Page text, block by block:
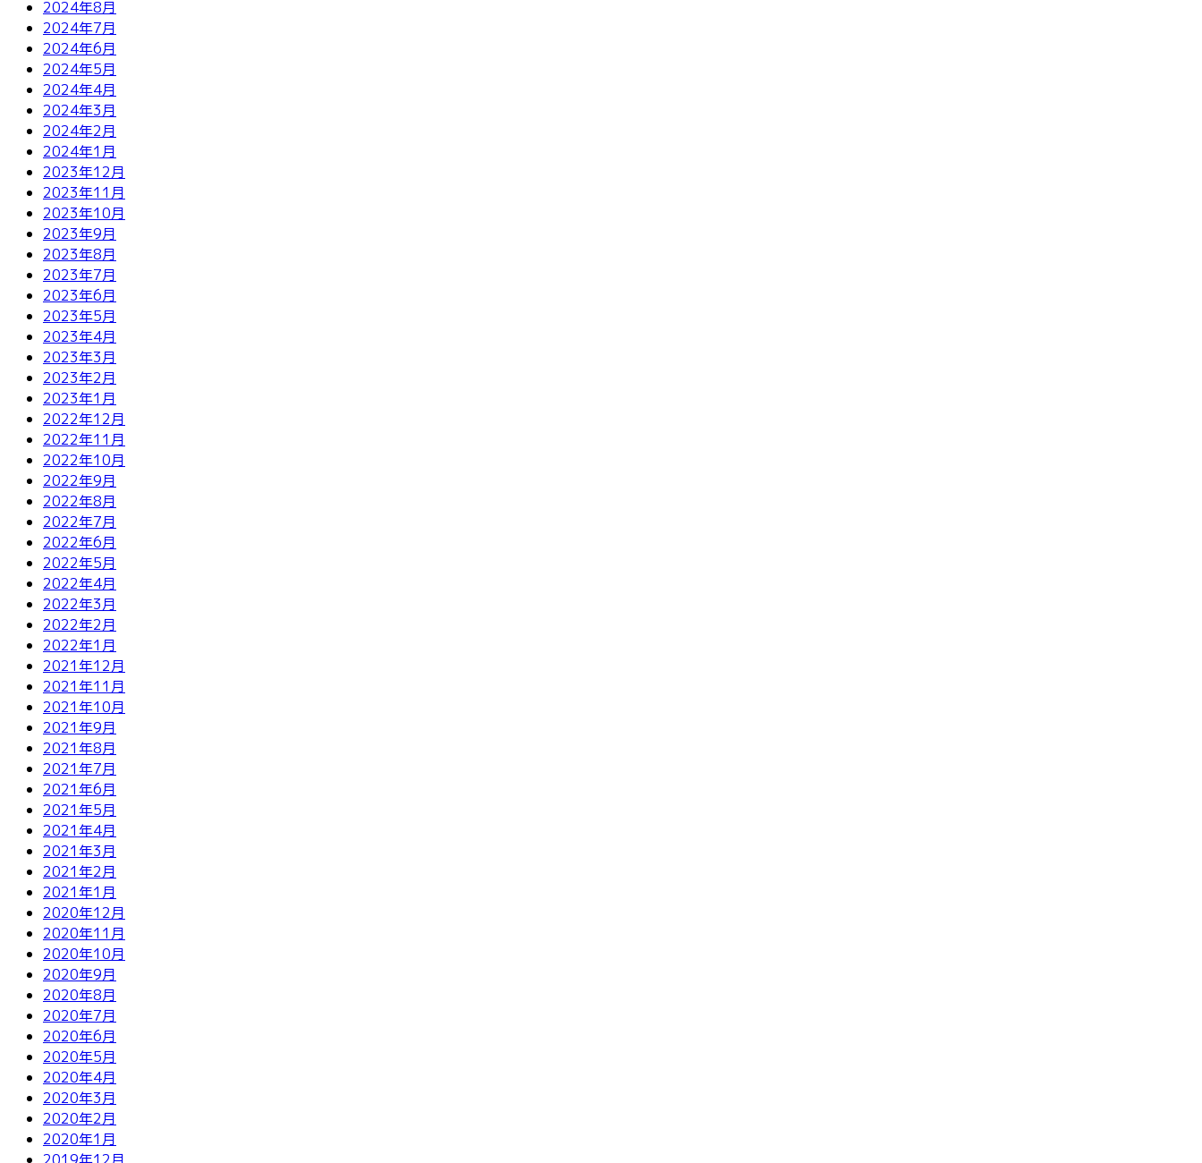
2024年8月
2024年7月
2024年6月
2024年5月
2024年4月
2024年3月
2024年2月
2024年1月
2023年12月
2023年11月
2023年10月
2023年9月
2023年8月
2023年7月
2023年6月
2023年5月
2023年4月
2023年3月
2023年2月
2023年1月
2022年12月
2022年11月
2022年10月
2022年9月
2022年8月
2022年7月
2022年6月
2022年5月
2022年4月
2022年3月
2022年2月
2022年1月
2021年12月
2021年11月
2021年10月
2021年9月
2021年8月
2021年7月
2021年6月
2021年5月
2021年4月
2021年3月
2021年2月
2021年1月
2020年12月
2020年11月
2020年10月
2020年9月
2020年8月
2020年7月
2020年6月
2020年5月
2020年4月
2020年3月
2020年2月
2020年1月